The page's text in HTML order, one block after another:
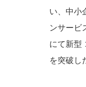
い、中小
ンサービ
にて新型
を突破し